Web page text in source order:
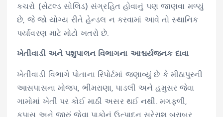
કચરો (સેટલ્ડ સોલિડ) સંગ્રહિત હોવાનું પણ જાણવા મળ્યું
છે, જે જો યોગ્ય રીતે હેન્ડલ ન કરવામાં આવે તો સ્થાનિક
પર્યાવરણ માટે મોટો ખતરો છે.
ખેતીવાડી અને પશુપાલન વિભાગના આશ્ચર્યજનક દાવા
ખેતીવાડી વિભાગે પોતાના રિપોર્ટમાં જણાવ્યું છે કે મીઠાપુરની
આસપાસના મોજપ, ભીમરાણા, પાડલી અને હમુસર જેવા
ગામોમાં ખેતી પર કોઈ માઠી અસર થઈ નથી. મગફળી,
કપાસ અને જીરું જેવા પાકોનું ઉત્પાદન સરેરાશ બરાબર